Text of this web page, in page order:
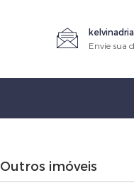
Envie sua
Outros imóveis